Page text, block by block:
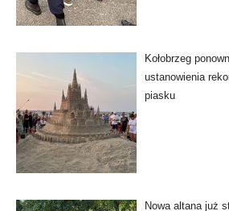
Kołobrzeg
ustanowienia
piasku
Nowa altana już